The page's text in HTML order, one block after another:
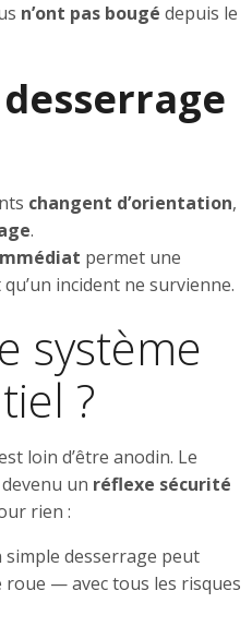
n’ont pas bougé depuis le
desserrage
changent d’orientation,
.
permet une
qu’un incident ne survienne.
système
?
loin d’être anodin. Le
un réflexe sécurité
rien :
simple desserrage peut
roue — avec tous les risques